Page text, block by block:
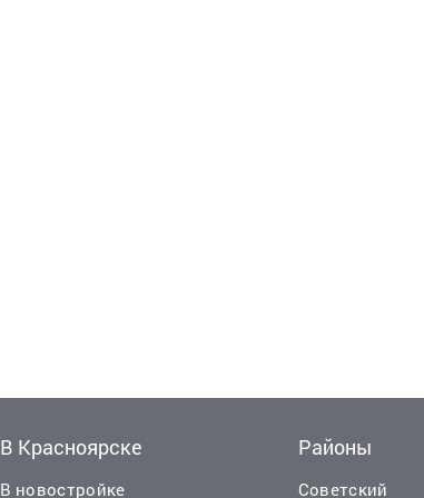
В Красноярске
В новостройке
Районы
Советский